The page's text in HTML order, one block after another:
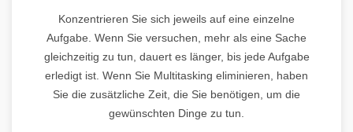
Konzentrieren Sie sich jeweils auf eine einzelne
Aufgabe. Wenn Sie versuchen, mehr als eine Sache
gleichzeitig zu tun, dauert es länger, bis jede Aufgabe
erledigt ist. Wenn Sie Multitasking eliminieren, haben
Sie die zusätzliche Zeit, die Sie benötigen, um die
gewünschten Dinge zu tun.